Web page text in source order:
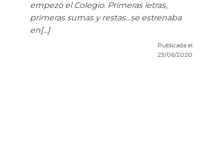
empezó el Colegio. Primeras letras,
primeras sumas y restas…se estrenaba
en[...]
Publicada el:
23/06/2020